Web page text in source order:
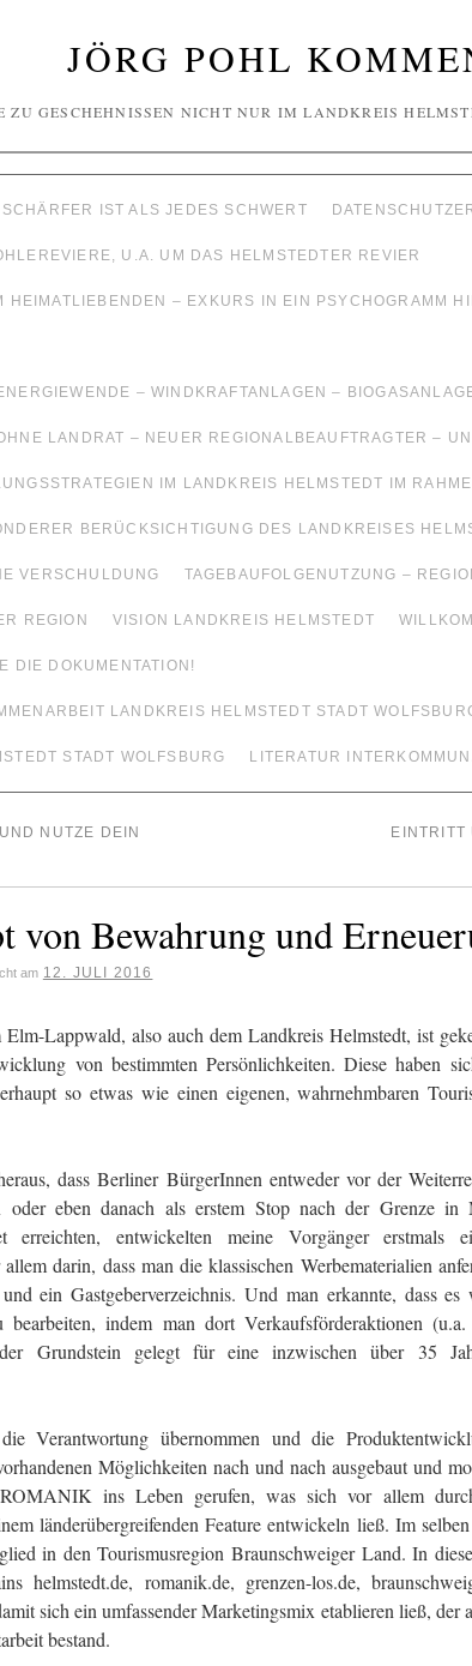
JÖRG POHL
ZU GESCHEHNISSEN NICHT NUR IM LANDKREIS
IST ALS JEDES SCHWERT
U.A. UM DAS HELMSTEDTER REVIER
HEIMATLIEBENDEN – EXKURS IN EIN PSYCHOGRAMM
– WINDKRAFTANLAGEN –
LANDRAT – NEUER REGIONALBEAUFTRAGTER –
IM LANDKREIS HELMSTEDT IM
BERÜCKSICHTIGUNG DES LANDKREISES
VERSCHULDUNG TAGEBAUFOLGENUTZUNG –
REGION VISION LANDKREIS HELMSTEDT
DIE DOKUMENTATION!
LANDKREIS HELMSTEDT STADT
STADT WOLFSBURG LITERATUR
NUTZE DEIN
EINTRITT
von Bewahrung und
am 12. JULI 2016
Lappwald, also auch dem Landkreis Helmstedt, ist
von bestimmten Persönlichkeiten. Diese haben
so etwas wie einen eigenen, wahrnehmbaren
dass Berliner BürgerInnen entweder vor der
eben danach als erstem Stop nach der Grenze in
erreichten, entwickelten meine Vorgänger erstmals
darin, dass man die klassischen Werbematerialien
ein Gastgeberverzeichnis. Und man erkannte, dass
indem man dort Verkaufsförderaktionen (u.a.
Grundstein gelegt für eine inzwischen über 35
Verantwortung übernommen und die
Möglichkeiten nach und nach ausgebaut und
ins Leben gerufen, was sich vor allem
länderübergreifenden Feature entwickeln ließ. Im
in den Tourismusregion Braunschweiger Land. In
helmstedt.de, romanik.de, grenzen-los.de,
sich ein umfassender Marketingsmix etablieren ließ, der
bestand.